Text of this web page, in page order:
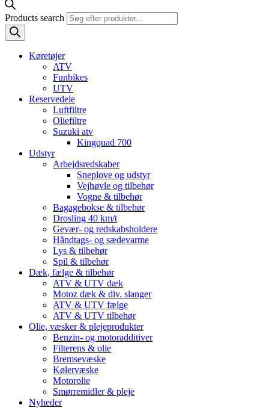
Products search
Køretøjer
ATV
Funbikes
UTV
Reservedele
Luftfiltre
Oliefiltre
Suzuki atv
Kingquad 700
Udstyr
Arbejdsredskaber
Sneplove og udstyr
Vejhøvle og tilbehør
Vogne & tilbehør
Bagagebokse & tilbehør
Drosling 40 km/t
Gevær- og redskabsholdere
Håndtags- og sædevarme
Lys & tilbehør
Spil & tilbehør
Dæk, fælge & tilbehør
ATV & UTV dæk
Motoz dæk & div. slanger
ATV & UTV fælge
ATV & UTV tilbehør
Olie, væsker & plejeprodukter
Benzin- og motoradditiver
Filterens & olie
Bremsevæske
Kølervæske
Motorolie
Smørremidler & pleje
Nyheder